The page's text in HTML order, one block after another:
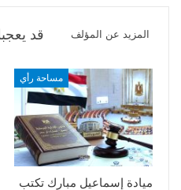
قد المزيد عن المؤلف
مساحة رأي
ميادة إسماعيل مبارك تكتب